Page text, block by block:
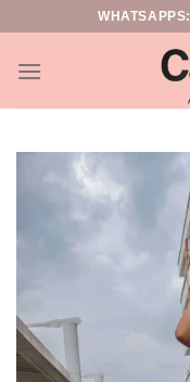
WHATSAPPS: